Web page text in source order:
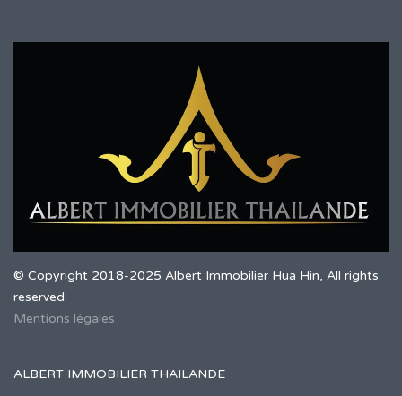
© Copyright 2018-2025 Albert Immobilier Hua Hin, All rights
reserved.
Mentions légales
ALBERT IMMOBILIER THAILANDE